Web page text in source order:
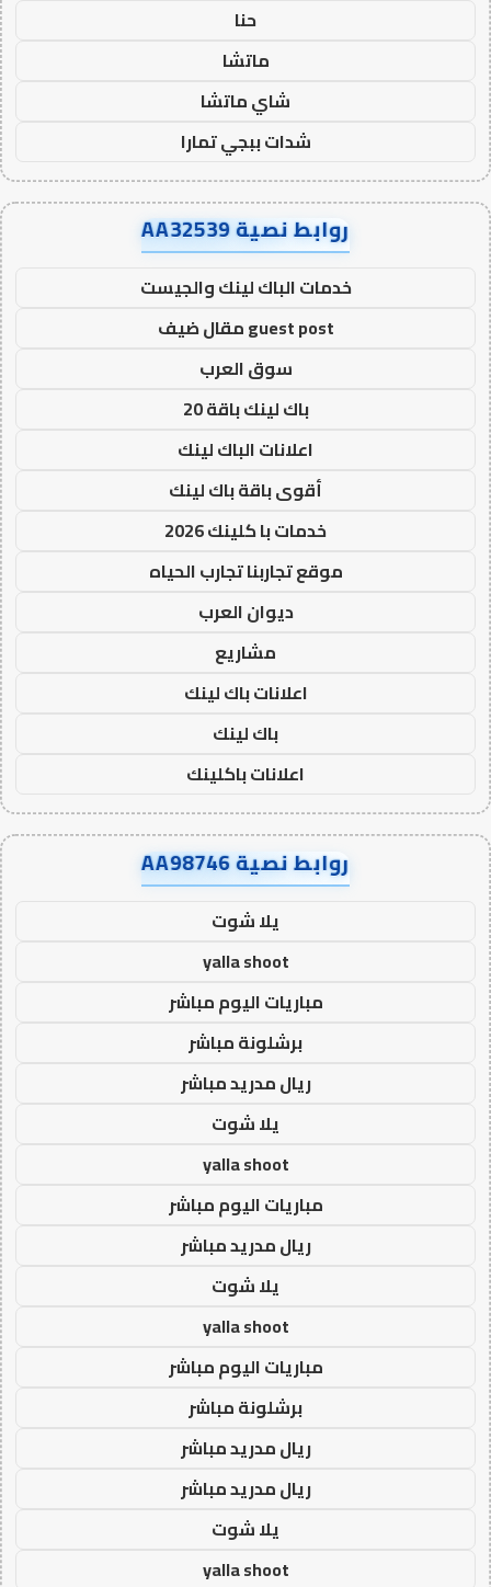
حنا
ماتشا
شاي ماتشا
شدات ببجي تمارا
روابط نصية AA32539
خدمات الباك لينك والجيست
guest post مقال ضيف
سوق العرب
باك لينك باقة 20
اعلانات الباك لينك
أقوى باقة باك لينك
خدمات با كلينك 2026
موقع تجاربنا تجارب الحياه
ديوان العرب
مشاريع
اعلانات باك لينك
باك لينك
اعلانات باكلينك
روابط نصية AA98746
يلا شوت
yalla shoot
مباريات اليوم مباشر
برشلونة مباشر
ريال مدريد مباشر
يلا شوت
yalla shoot
مباريات اليوم مباشر
ريال مدريد مباشر
يلا شوت
yalla shoot
مباريات اليوم مباشر
برشلونة مباشر
ريال مدريد مباشر
ريال مدريد مباشر
يلا شوت
yalla shoot